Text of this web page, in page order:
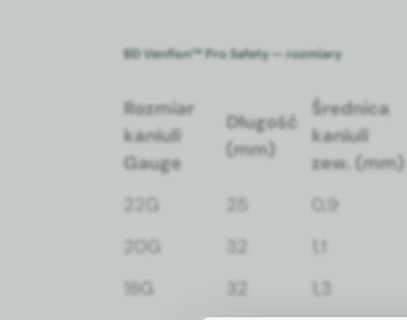
BD Venflon™ Pro Safety — rozmiary
Rozmi­ar
kani­uli
Gauge
Dłu­gość
(mm)
Śred­ni­ca
kani­uli
zew. (mm)
22G 25 0,9
20G
32
18G
32 1,3